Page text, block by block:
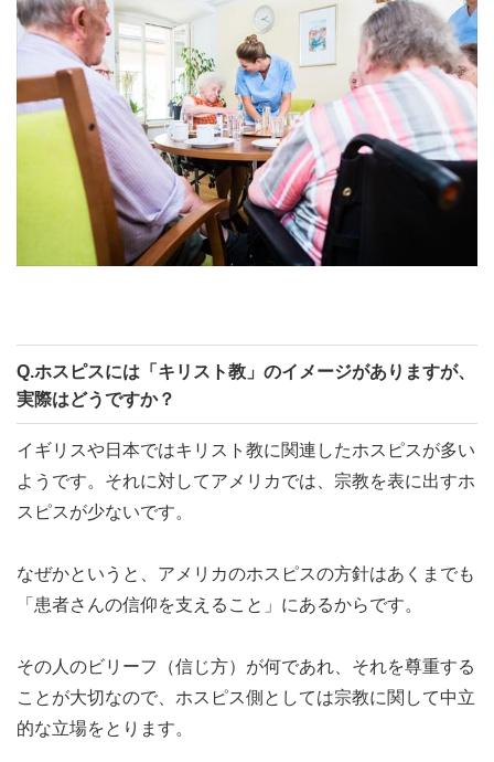
Q.ホスピスには「キリスト教」のイメージがありますが、
実際はどうですか？
イギリスや日本ではキリスト教に関連したホスピスが多い
ようです。それに対してアメリカでは、宗教を表に出すホ
スピスが少ないです。
なぜかというと、アメリカのホスピスの方針はあくまでも
「患者さんの信仰を支えること」にあるからです。
その人のビリーフ（信じ方）が何であれ、それを尊重する
ことが大切なので、ホスピス側としては宗教に関して中立
的な立場をとります。